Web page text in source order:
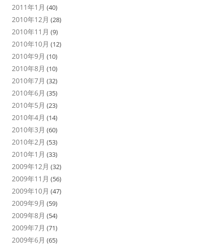
2011年1月 (40)
2010年12月 (28)
2010年11月 (9)
2010年10月 (12)
2010年9月 (10)
2010年8月 (10)
2010年7月 (32)
2010年6月 (35)
2010年5月 (23)
2010年4月 (14)
2010年3月 (60)
2010年2月 (53)
2010年1月 (33)
2009年12月 (32)
2009年11月 (56)
2009年10月 (47)
2009年9月 (59)
2009年8月 (54)
2009年7月 (71)
2009年6月 (65)